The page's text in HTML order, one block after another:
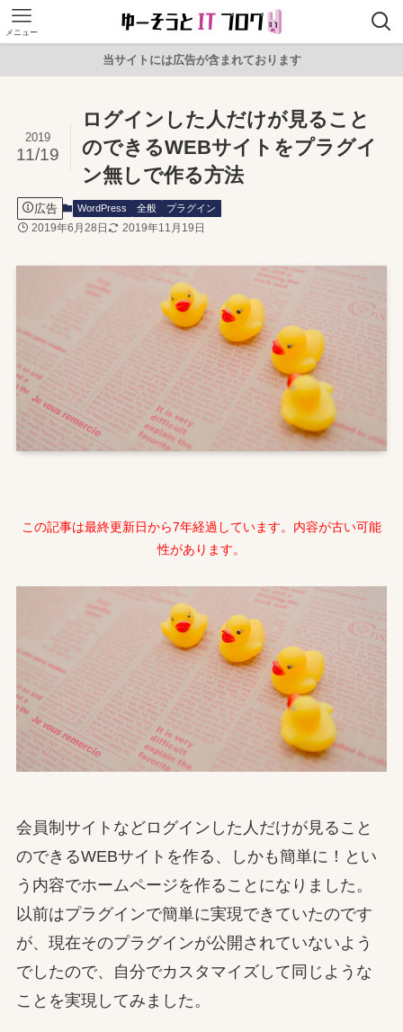
メニュー
当サイトには広告が含まれております
ログインした人だけが見ること
のできるWEBサイトをプラグイ
ン無しで作る方法
2019
11/19
広告 WordPress 全般 プラグイン
2019年6月28日 2019年11月19日
この記事は最終更新日から7年経過しています。内容が古い可能
性があります。
会員制サイトなどログインした人だけが見ること
のできるWEBサイトを作る、しかも簡単に！とい
う内容でホームページを作ることになりました。
以前はプラグインで簡単に実現できていたのです
が、現在そのプラグインが公開されていないよう
でしたので、自分でカスタマイズして同じような
ことを実現してみました。